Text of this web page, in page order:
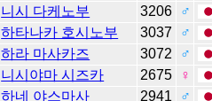
니시 다케노부 3206
♂
하타나카 호시노부 3037
♂
하라 마사카즈 3072
♂
니시야마 시즈카 2675
♀
하네 야스마사 2941
♂